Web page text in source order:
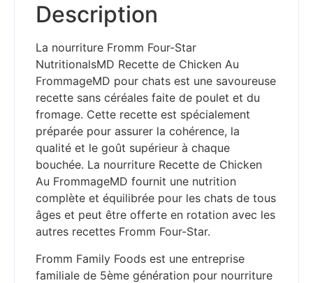
Description
La nourriture Fromm Four-Star
NutritionalsMD Recette de Chicken Au
FrommageMD pour chats est une savoureuse
recette sans céréales faite de poulet et du
fromage. Cette recette est spécialement
préparée pour assurer la cohérence, la
qualité et le goût supérieur à chaque
bouchée. La nourriture Recette de Chicken
Au FrommageMD fournit une nutrition
complète et équilibrée pour les chats de tous
âges et peut être offerte en rotation avec les
autres recettes Fromm Four-Star.
Fromm Family Foods est une entreprise
familiale de 5ème génération pour nourriture